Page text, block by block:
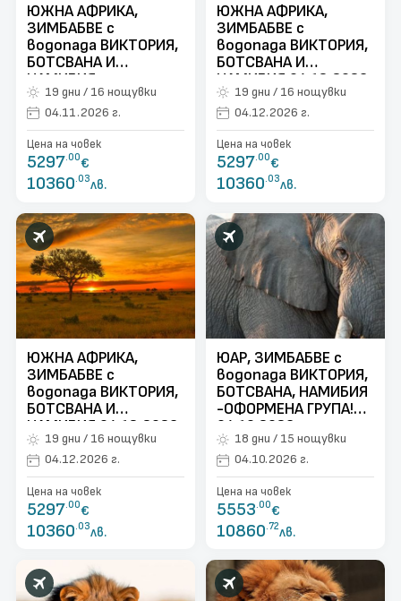
ЮЖНА АФРИКА,
ЗИМБАБВЕ с
водопада ВИКТОРИЯ,
БОТСВАНА И
НАМИБИЯ -
ОФОРМЕНА ГРУПА -
04.11.2026
19 дни / 16 нощувки
04.11.2026 г.
Цена на човек
5297.00€
10360.03лв.
ЮЖНА АФРИКА,
ЗИМБАБВЕ с
водопада ВИКТОРИЯ,
БОТСВАНА И
НАМИБИЯ 04.12.2026
19 дни / 16 нощувки
04.12.2026 г.
Цена на човек
5297.00€
10360.03лв.
ЮЖНА АФРИКА,
ЗИМБАБВЕ с
водопада ВИКТОРИЯ,
БОТСВАНА И
НАМИБИЯ 04.12.2026
19 дни / 16 нощувки
04.12.2026 г.
Цена на човек
5297.00€
10360 .03лв.
ЮАР, ЗИМБАБВЕ с
водопада ВИКТОРИЯ,
БОТСВАНА, НАМИБИЯ
-ОФОРМЕНА ГРУПА!
04.10.2026
18 дни / 15 нощувки
04.10.2026 г.
Цена на човек
5553 .00€
10860 .72лв.